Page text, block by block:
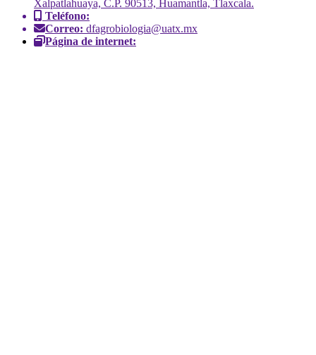
Xalpatlahuaya, C.P. 90513, Huamantla, Tlaxcala.
Teléfono:
Correo: dfagrobiologia@uatx.mx
Página de internet: